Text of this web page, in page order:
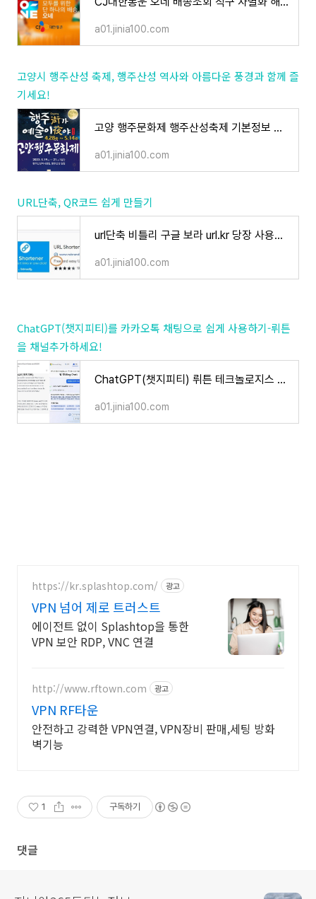
a01.jinia100.com
고양시 행주산성 축제, 행주산성 역사와 아름다운 풍경과 함께 즐
기세요!
고양 행주문화제 행주산성축제 기본정보 드론쇼 뮤지컬 행주대첩 야간 행주가 예술이야 임시주
a01.jinia100.com
URL단축, QR코드 쉽게 만들기
url단축 비틀리 구글 보라 url.kr 당장 사용하기 feat. QR코드 생성
a01.jinia100.com
ChatGPT(챗지피티)를 카카오톡 채팅으로 쉽게 사용하기-뤼튼
을 채널추가하세요!
ChatGPT(챗지피티) 뤼튼 테크놀로지스 ai 쉽게 바로 사용하기
a01.jinia100.com
https://kr.splashtop.com/ 광고
VPN 넘어 제로 트러스트
에이전트 없이 Splashtop을 통한
VPN 보안 RDP, VNC 연결
http://www.rftown.com 광고
VPN RF타운
안전하고 강력한 VPN연결, VPN장비 판매,세팅 방화
벽기능
1 구독하기
댓글